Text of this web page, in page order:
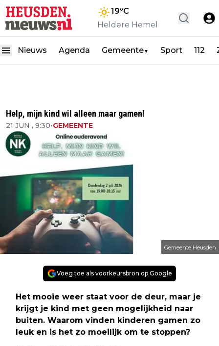
19°C
Heldere Hemel
Nieuws Agenda Gemeente▼ Sport 112
Help, mijn kind wil alleen maar gamen!
21 JUN , 9:30•GEMEENTE
Gemeente Heusden
Voeg toe als voorkeursbron op Google
Het mooie weer staat voor de deur, maar je
krijgt je kind met geen mogelijkheid naar
buiten. Waarom vinden kinderen gamen zo
leuk en is het zo moeilijk om te stoppen?